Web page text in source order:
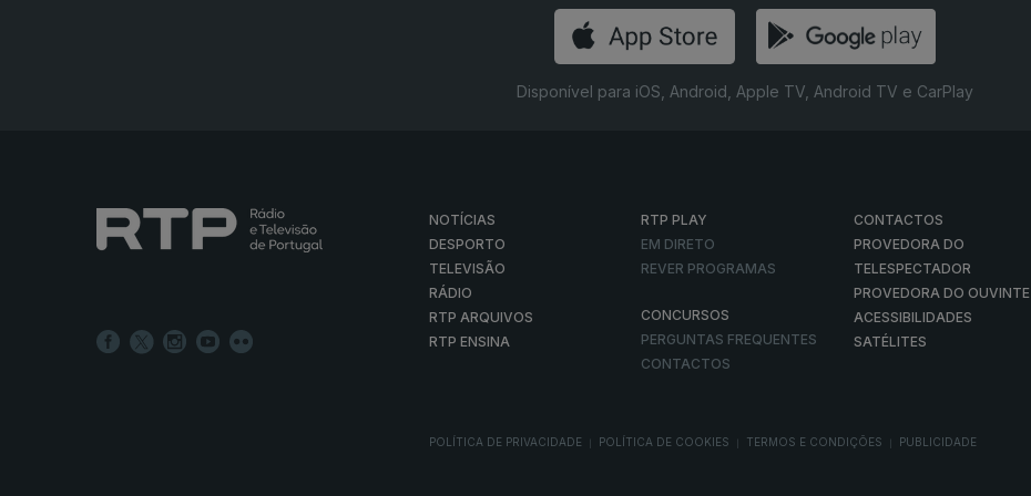
Disponível para iOS, Android, Apple TV, Android TV e CarPlay
NOTÍCIAS
DESPORTO
TELEVISÃO
RÁDIO
RTP ARQUIVOS
RTP ENSINA
RTP PLAY
EM DIRETO
REVER PROGRAMAS
CONCURSOS
PERGUNTAS FREQUENTES
CONTACTOS
CONTACTOS
PROVEDORA DO
TELESPECTADOR
PROVEDORA DO OUVINTE
ACESSIBILIDADES
SATÉLITES
POLÍTICA DE PRIVACIDADE POLÍTICA DE COOKIES TERMOS E CONDIÇÕES PUBLICIDADE